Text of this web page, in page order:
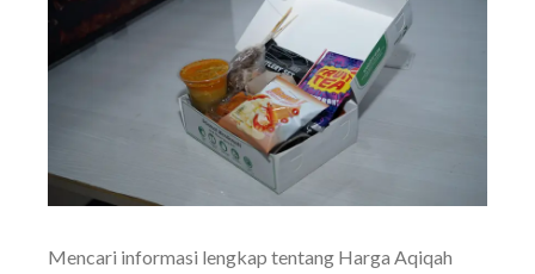
Mencari informasi lengkap tentang Harga Aqiqah